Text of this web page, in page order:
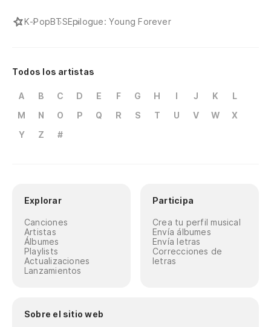
K-PopBTSEpilogue: Young Forever
Todos los artistas
A B C D E F G H I J K
L
M
N O P Q R S T U V W
X
Y
Z #
Explorar
Canciones
Artistas
Álbumes
Playlists
Actualizaciones
Lanzamientos
Participa
Crea tu perfil musical
Envía álbumes
Envía letras
Correcciones de
letras
Sobre el sitio web